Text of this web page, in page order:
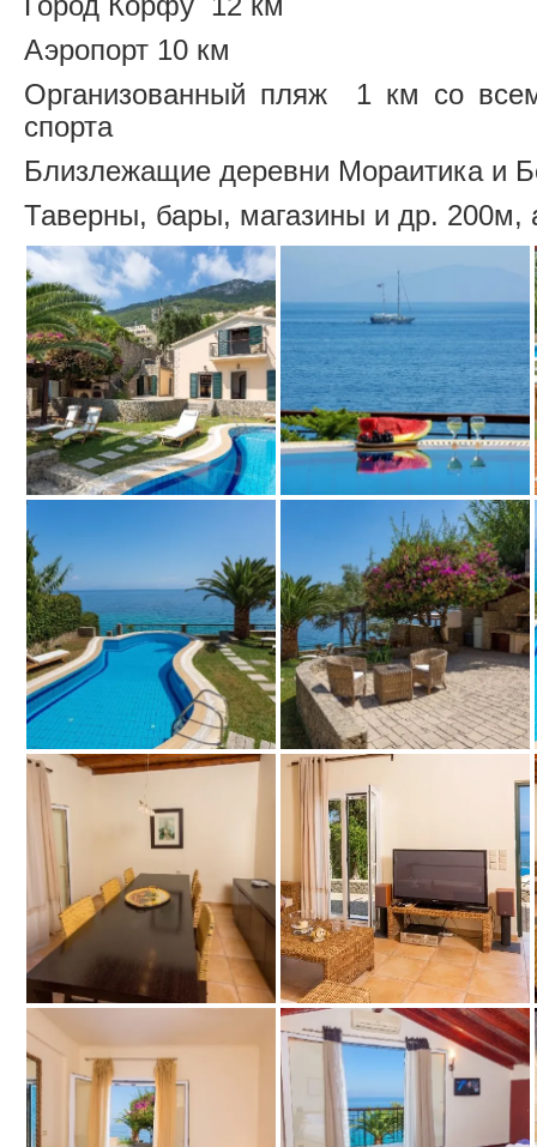
Аэропорт 10 км
Организованный пляж 1 км со
спорта
Близлежащие деревни Мораитика и
Таверны, бары, магазины и др. 200м,